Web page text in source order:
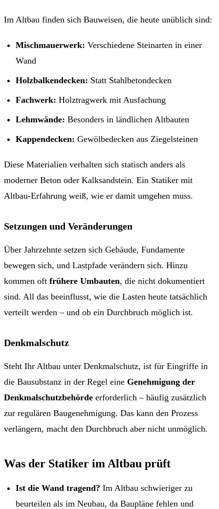
Im Altbau finden sich Bauweisen, die heute unüblich sind:
Mischmauerwerk: Verschiedene Steinarten in einer
Wand
Holzbalkendecken: Statt Stahlbetondecken
Fachwerk: Holztragwerk mit Ausfachung
Lehmwände: Besonders in ländlichen Altbauten
Kappendecken: Gewölbedecken aus Ziegelsteinen
Diese Materialien verhalten sich statisch anders als
moderner Beton oder Kalksandstein. Ein Statiker mit
Altbau-Erfahrung weiß, wie er damit umgehen muss.
Setzungen und Veränderungen
Über Jahrzehnte setzen sich Gebäude, Fundamente
bewegen sich, und Lastpfade verändern sich. Hinzu
kommen oft frühere Umbauten, die nicht dokumentiert
sind. All das beeinflusst, wie die Lasten heute tatsächlich
verteilt werden – und ob ein Durchbruch möglich ist.
Denkmalschutz
Steht Ihr Altbau unter Denkmalschutz, ist für Eingriffe in
die Bausubstanz in der Regel eine Genehmigung der
Denkmalschutzbehörde erforderlich – häufig zusätzlich
zur regulären Baugenehmigung. Das kann den Prozess
verlängern, macht den Durchbruch aber nicht unmöglich.
Was der Statiker im Altbau prüft
Ist die Wand tragend? Im Altbau schwieriger zu
beurteilen als im Neubau, da Baupläne fehlen und